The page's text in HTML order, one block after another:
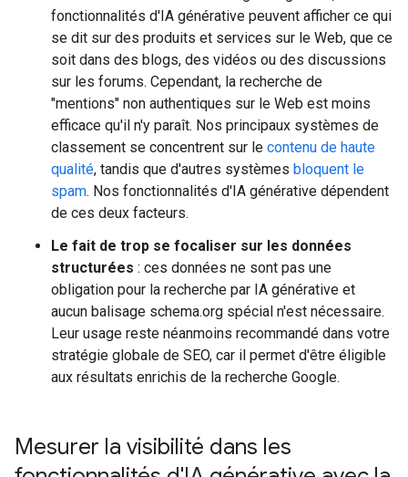
fonctionnalités d'IA générative peuvent afficher ce qui
se dit sur des produits et services sur le Web, que ce
soit dans des blogs, des vidéos ou des discussions
sur les forums. Cependant, la recherche de
"mentions" non authentiques sur le Web est moins
efficace qu'il n'y paraît. Nos principaux systèmes de
classement se concentrent sur le contenu de haute
qualité, tandis que d'autres systèmes bloquent le
spam. Nos fonctionnalités d'IA générative dépendent
de ces deux facteurs.
Le fait de trop se focaliser sur les données
structurées : ces données ne sont pas une
obligation pour la recherche par IA générative et
aucun balisage schema.org spécial n'est nécessaire.
Leur usage reste néanmoins recommandé dans votre
stratégie globale de SEO, car il permet d'être éligible
aux résultats enrichis de la recherche Google.
Mesurer la visibilité dans les